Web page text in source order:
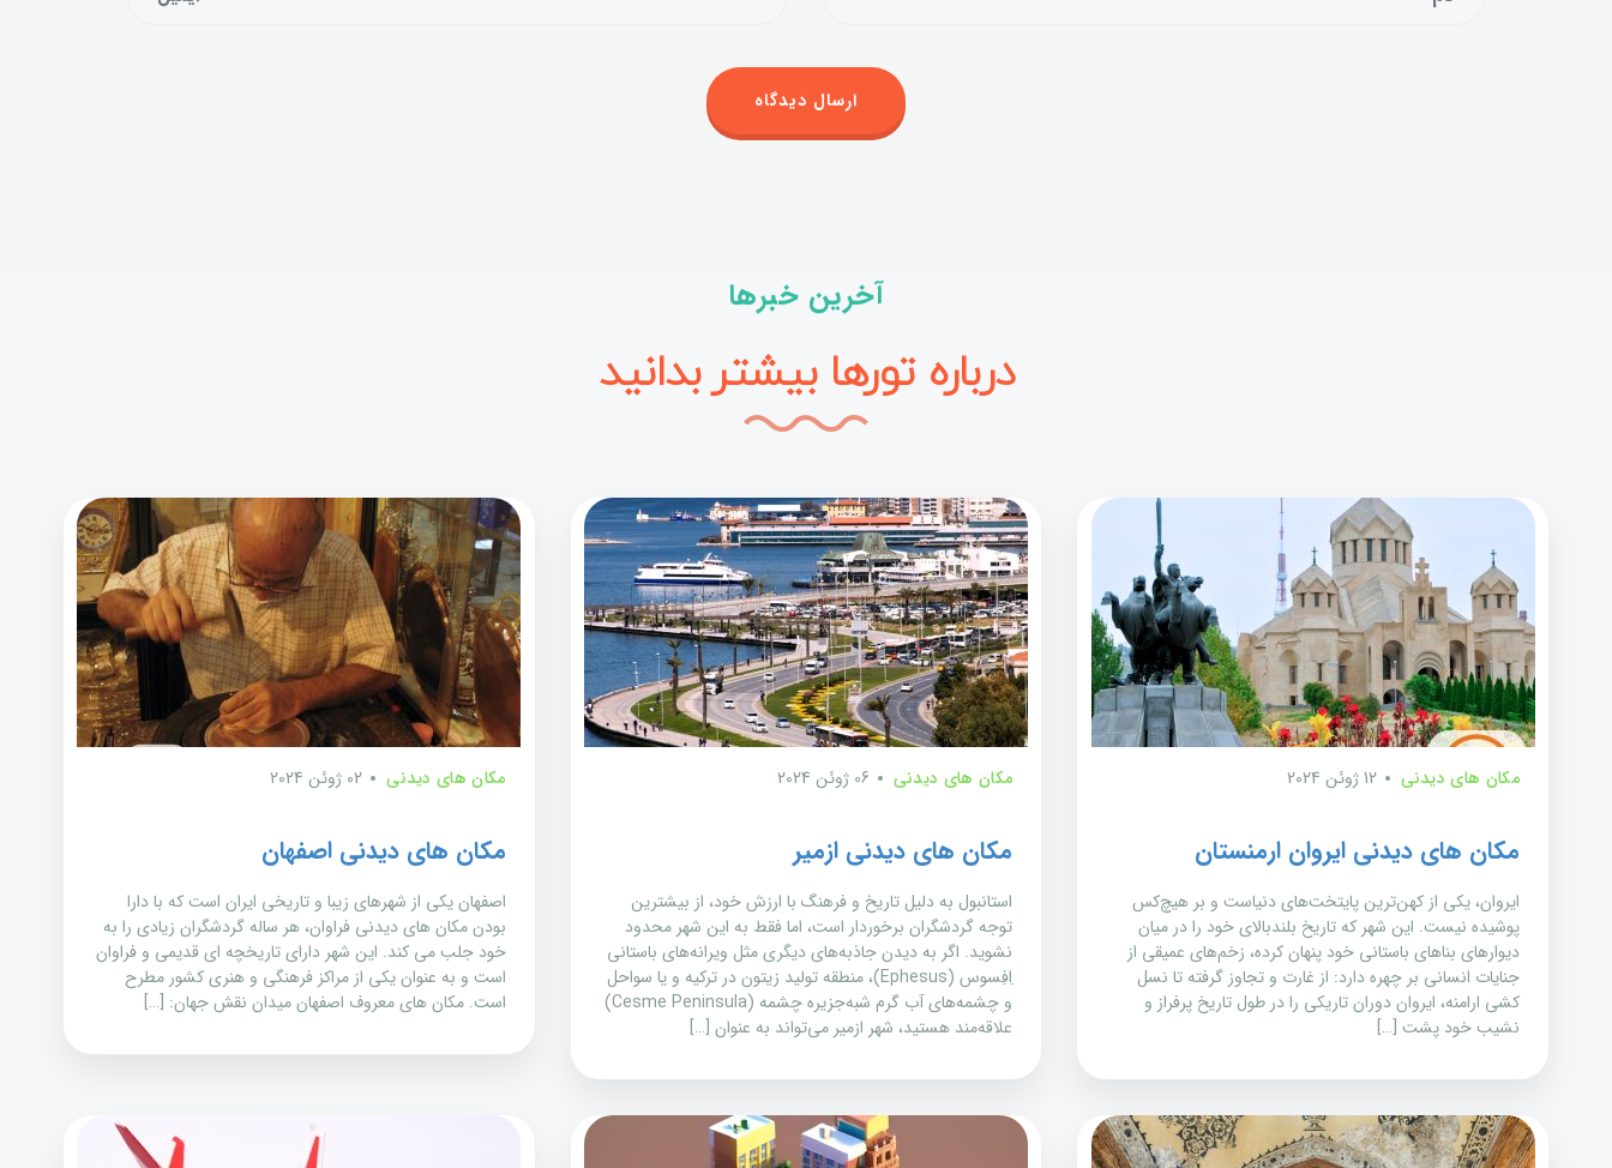
آخرین خبرها
درباره تورها بیشتر بدانید
مکان های دیدنی 12 ژوئن 2024
مکان های دیدنی ایروان ارمنستان
ایروان، یکی از کهن‌ترین پایتخت‌های دنیاست و بر هیچ‌کس
پوشیده نیست. این شهر که تاریخ بلندبالای خود را در میان
دیوارهای بناهای باستانی خود پنهان کرده، زخم‌های عمیقی از
جنایات انسانی بر چهره دارد: از غارت و تجاوز گرفته تا نسل
کشی ارامنه، ایروان دوران تاریکی را در طول تاریخ پرفراز و
نشیب خود پشت […]
مکان های دیدنی 06 ژوئن 2024
مکان های دیدنی ازمیر
استانبول به دلیل تاریخ و فرهنگ با ارزش خود، از بیشترین
توجه گردشگران برخوردار است، اما فقط به این شهر محدود
نشوید. اگر به دیدن جاذبه‌های دیگری مثل ویرانه‌های باستانی
اِفِسوس (Ephesus)، منطقه تولید زیتون در ترکیه و یا سواحل
و چشمه‌های آب گرم شبه‌جزیره چشمه (Cesme Peninsula)
علاقه‌مند هستید، شهر ازمیر می‌تواند به عنوان […]
مکان های دیدنی 02 ژوئن 2024
مکان های دیدنی اصفهان
اصفهان یکی از شهرهای زیبا و تاریخی ایران است که با دارا
بودن مکان های دیدنی فراوان، هر ساله گردشگران زیادی را به
خود جلب می کند. این شهر دارای تاریخچه ای قدیمی و فراوان
است و به عنوان یکی از مراکز فرهنگی و هنری کشور مطرح
است. مکان های معروف اصفهان میدان نقش جهان: […]